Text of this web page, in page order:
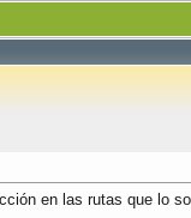
en las rutas que lo